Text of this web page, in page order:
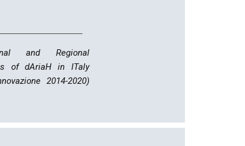
and Regional
of dAriaH in ITaly
2014-2020)